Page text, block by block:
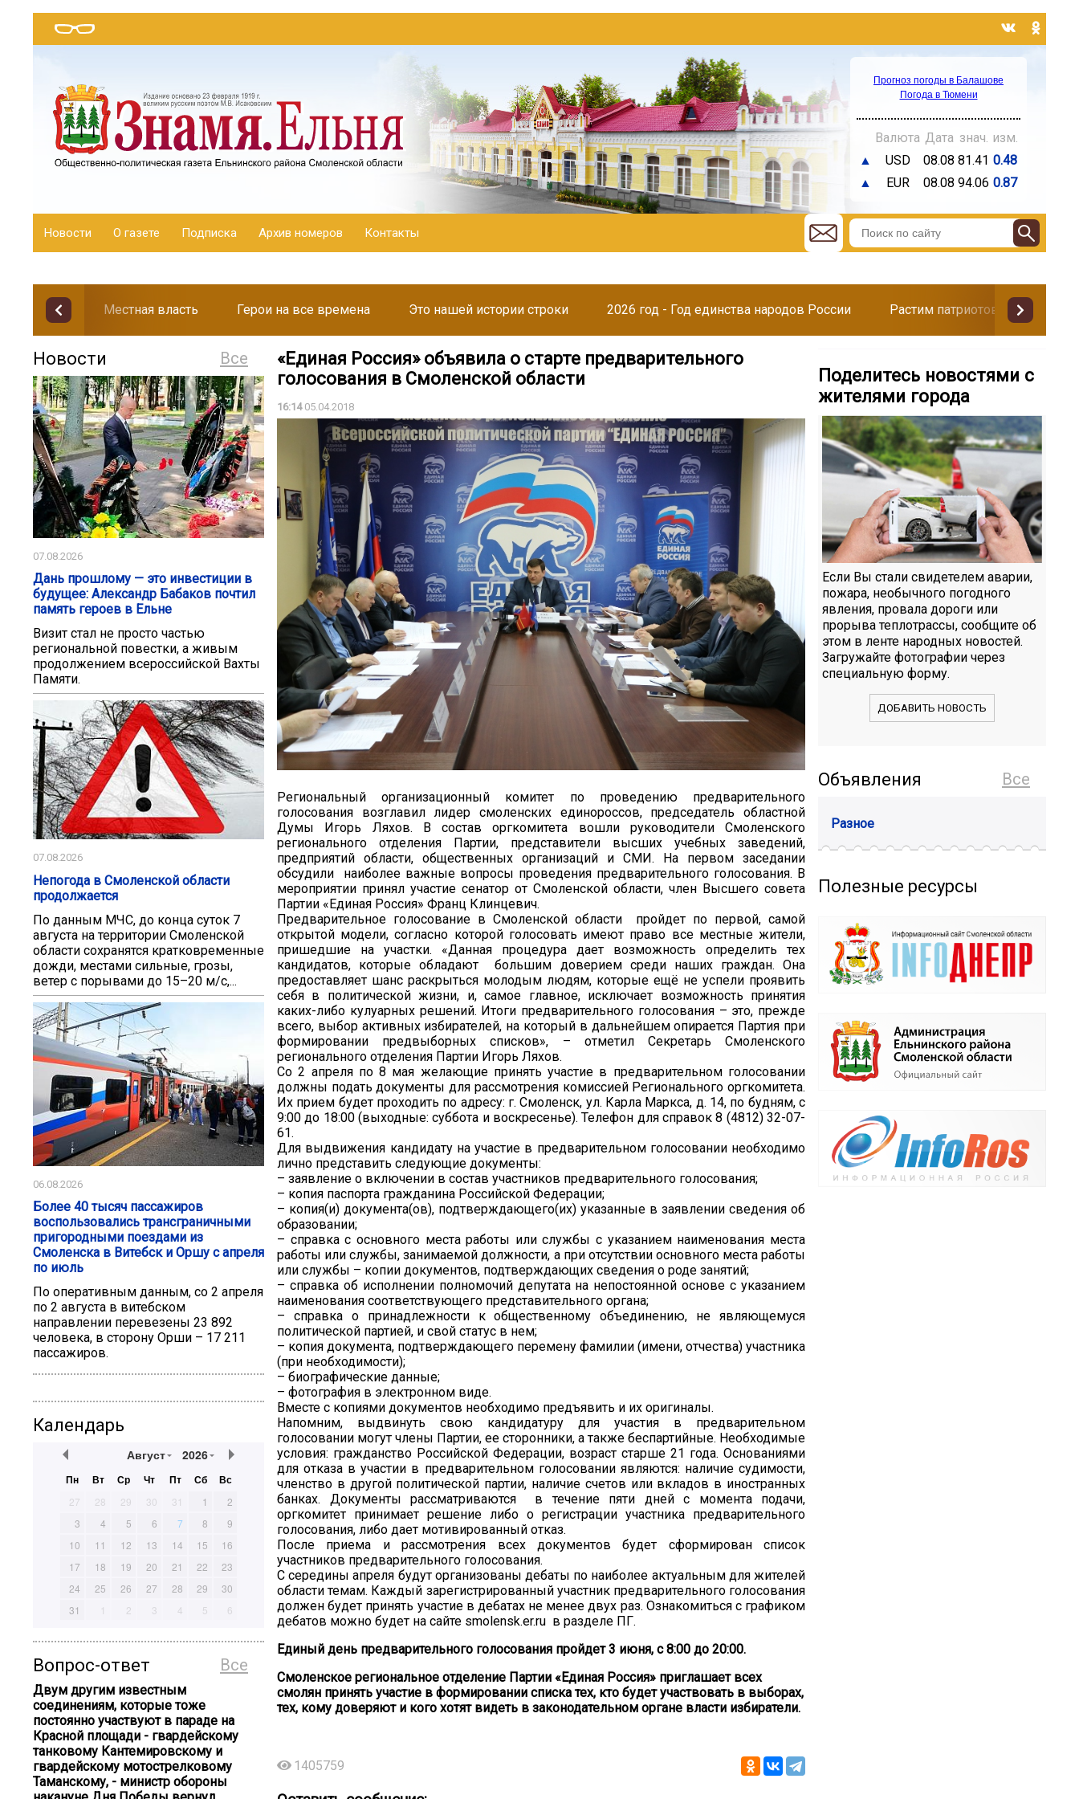
Прогноз погоды в Балашове
Погода в Тюмени
Валюта Дата знач. изм.
▲
USD 08.08 81.41 0.48
▲
EUR 08.08 94.06 0.87
Новости О газете Подписка Архив номеров Контакты
Местная власть Герои на все времена Это нашей истории строки 2026 год - Год единства народов России Растим патриотов
Все
Новости
07.08.2026
Дань прошлому — это инвестиции в
будущее: Александр Бабаков почтил
память героев в Ельне
Визит стал не просто частью
региональной повестки, а живым
продолжением всероссийской Вахты
Памяти.
07.08.2026
Непогода в Смоленской области
продолжается
По данным МЧС, до конца суток 7
августа на территории Смоленской
области сохранятся кратковременные
дожди, местами сильные, грозы,
ветер с порывами до 15–20 м/с,...
06.08.2026
Более 40 тысяч пассажиров
воспользовались трансграничными
пригородными поездами из
Смоленска в Витебск и Оршу с апреля
по июль
По оперативным данным, со 2 апреля
по 2 августа в витебском
направлении перевезены 23 892
человека, в сторону Орши – 17 211
пассажиров.
Календарь
Август 2026
Пн Вт Ср Чт Пт Сб Вс
27 28 29 30 31 1
2
3
4 5 6 7 8
9
10
11 12 13 14 15
16
17
18 19 20 21 22
23
24
25 26 27 28 29
30
31
1 2 3 4 5 6
Все
Вопрос-ответ
Двум другим известным
соединениям, которые тоже
постоянно участвуют в параде на
Красной площади - гвардейскому
танковому Кантемировскому и
гвардейскому мотострелковому
Таманскому, - министр обороны
«Единая Россия» объявила о старте предварительного
голосования в Смоленской области
16:1405.04.2018
Региональный организационный комитет по проведению предварительного
голосования возглавил лидер смоленских единороссов, председатель областной
Думы Игорь Ляхов. В состав оргкомитета вошли руководители Смоленского
регионального отделения Партии, представители высших учебных заведений,
предприятий области, общественных организаций и СМИ. На первом заседании
обсудили наиболее важные вопросы проведения предварительного голосования. В
мероприятии принял участие сенатор от Смоленской области, член Высшего совета
Партии «Единая Россия» Франц Клинцевич.
Предварительное голосование в Смоленской области пройдет по первой, самой
открытой модели, согласно которой голосовать имеют право все местные жители,
пришедшие на участки. «Данная процедура дает возможность определить тех
кандидатов, которые обладают большим доверием среди наших граждан. Она
предоставляет шанс раскрыться молодым людям, которые ещё не успели проявить
себя в политической жизни, и, самое главное, исключает возможность принятия
каких-либо кулуарных решений. Итоги предварительного голосования – это, прежде
всего, выбор активных избирателей, на который в дальнейшем опирается Партия при
формировании предвыборных списков», – отметил Секретарь Смоленского
регионального отделения Партии Игорь Ляхов.
Со 2 апреля по 8 мая желающие принять участие в предварительном голосовании
должны подать документы для рассмотрения комиссией Регионального оргкомитета.
Их прием будет проходить по адресу: г. Смоленск, ул. Карла Маркса, д. 14, по будням, с
9:00 до 18:00 (выходные: суббота и воскресенье). Телефон для справок 8 (4812) 32-07-
61.
Для выдвижения кандидату на участие в предварительном голосовании необходимо
лично представить следующие документы:
– заявление о включении в состав участников предварительного голосования;
– копия паспорта гражданина Российской Федерации;
– копия(и) документа(ов), подтверждающего(их) указанные в заявлении сведения об
образовании;
– справка с основного места работы или службы с указанием наименования места
работы или службы, занимаемой должности, а при отсутствии основного места работы
или службы – копии документов, подтверждающих сведения о роде занятий;
– справка об исполнении полномочий депутата на непостоянной основе с указанием
наименования соответствующего представительного органа;
– справка о принадлежности к общественному объединению, не являющемуся
политической партией, и свой статус в нем;
– копия документа, подтверждающего перемену фамилии (имени, отчества) участника
(при необходимости);
– биографические данные;
– фотография в электронном виде.
Вместе с копиями документов необходимо предъявить и их оригиналы.
Напомним, выдвинуть свою кандидатуру для участия в предварительном
голосовании могут члены Партии, ее сторонники, а также беспартийные. Необходимые
условия: гражданство Российской Федерации, возраст старше 21 года. Основаниями
для отказа в участии в предварительном голосовании являются: наличие судимости,
членство в другой политической партии, наличие счетов или вкладов в иностранных
банках. Документы рассматриваются в течение пяти дней с момента подачи,
оргкомитет принимает решение либо о регистрации участника предварительного
голосования, либо дает мотивированный отказ.
После приема и рассмотрения всех документов будет сформирован список
участников предварительного голосования.
С середины апреля будут организованы дебаты по наиболее актуальным для жителей
области темам. Каждый зарегистрированный участник предварительного голосования
должен будет принять участие в дебатах не менее двух раз. Ознакомиться с графиком
дебатов можно будет на сайте smolensk.er.ru в разделе ПГ.
Единый день предварительного голосования пройдет 3 июня, с 8:00 до 20:00.
Смоленское региональное отделение Партии «Единая Россия» приглашает всех
смолян принять участие в формировании списка тех, кто будет участвовать в выборах,
тех, кому доверяют и кого хотят видеть в законодательном органе власти избиратели.
1405759
Поделитесь новостями с
жителями города
Если Вы стали свидетелем аварии,
пожара, необычного погодного
явления, провала дороги или
прорыва теплотрассы, сообщите об
этом в ленте народных новостей.
Загружайте фотографии через
специальную форму.
ДОБАВИТЬ НОВОСТЬ
Все
Объявления
Разное
Полезные ресурсы